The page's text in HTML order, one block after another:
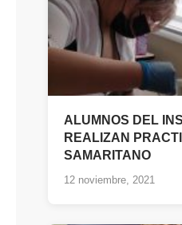
ALUMNOS DEL
REALIZAN
SAMARITANO
12 noviembre, 2021